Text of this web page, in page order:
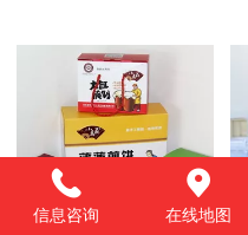
彩箱
信息咨询 在线地图